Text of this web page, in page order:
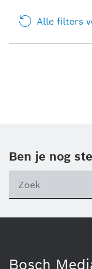
Alle filters
Ben je nog
Bosch